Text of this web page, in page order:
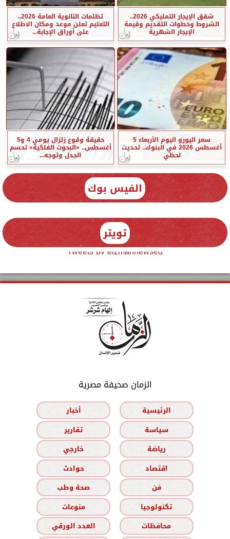
شقق الإيجار التمليكي 2026..
الشروط وخطوات التقديم وقيمة
الإيجار الشهرية
تظلمات الثانوية العامة 2026..
التعليم تعلن موعد ومكان الاطلاع
على أوراق الإجابة...
سعر اليورو اليوم الأربعاء 5
أغسطس 2026 في البنوك.. تحديث
لحظي
حقيقة وقوع زلزال يومي 4 و5
أغسطس.. «البحوث الفلكية» تحسم
الجدل وتوجه...
الفيس بوك
تويتر
Tweets by elzmannewseg
الزمان صحيفة مصرية
الرئيسية
أخبار
سياسة
تقارير
رياضة
خارجي
اقتصاد
حوادث
فن
صحة وطب
تكنولوجيا
منوعات
محافظات
العدد الورقي